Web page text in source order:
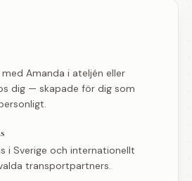
Amanda i ateljén eller
dig — skapade för dig som
i Sverige och internationellt
transportpartners.